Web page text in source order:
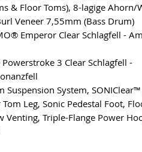
& Floor Toms), 8-lagige Ahorn/
Veneer 7,55mm (Bass Drum)
Emperor Clear Schlagfell -
3 Clear Schlagfell -
Suspension System,
Tom Leg, Sonic Pedestal Foot,
Venting, Triple-Flange Power